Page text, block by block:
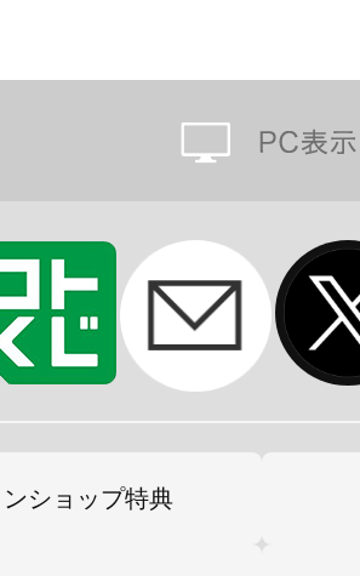
吸血鬼ゆえの美しく
色をいたしました。
ンを入れ込み、夜空の
なっております。
しいイラストをお手元
ショップ特典